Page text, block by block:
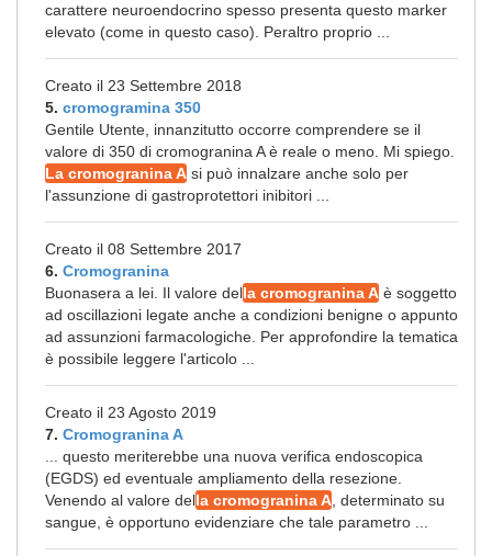
carattere neuroendocrino spesso presenta questo marker
elevato (come in questo caso). Peraltro proprio ...
Creato il 23 Settembre 2018
5. cromogramina 350
Gentile Utente, innanzitutto occorre comprendere se il
valore di 350 di cromogranina A è reale o meno. Mi spiego.
La cromogranina A si può innalzare anche solo per
l'assunzione di gastroprotettori inibitori ...
Creato il 08 Settembre 2017
6. Cromogranina
Buonasera a lei. Il valore della cromogranina A è soggetto
ad oscillazioni legate anche a condizioni benigne o appunto
ad assunzioni farmacologiche. Per approfondire la tematica
è possibile leggere l'articolo ...
Creato il 23 Agosto 2019
7. Cromogranina A
... questo meriterebbe una nuova verifica endoscopica
(EGDS) ed eventuale ampliamento della resezione.
Venendo al valore della cromogranina A , determinato su
sangue, è opportuno evidenziare che tale parametro ...